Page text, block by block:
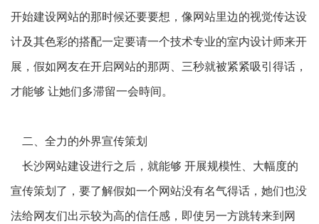
开始建设网站的那时候还要要想，像网站里边的视觉传达设
计及其色彩的搭配一定要请一个技术专业的室内设计师来开
展，假如网友在开启网站的那两、三秒就被紧紧吸引得话，
才能够 让她们多滞留一会時间。
二、全力的外界宣传策划
长沙网站建设进行之后，就能够 开展规模性、大幅度的
宣传策划了，要了解假如一个网站没有名气得话，她们也没
法给网友们出示较为高的信任感，即使另一方跳转来到网